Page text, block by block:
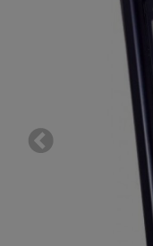
Previous